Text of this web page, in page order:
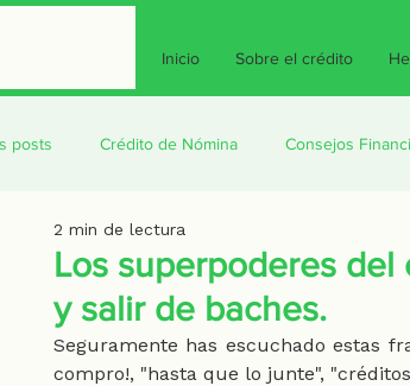
Inicio Sobre el crédito
posts Crédito de Nómina Consejos
Seguros
Los superpoderes del
y salir de baches.
2 min de lectura
Seguramente has escuchado estas
compro!, "hasta que lo junte",